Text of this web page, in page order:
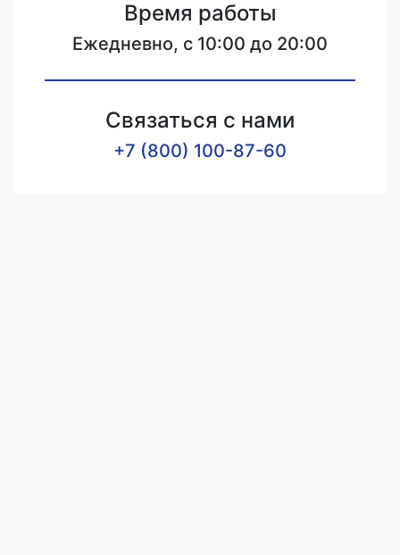
Время работы
Ежедневно, с 10:00 до 20:00
Связаться с нами
+7 (800) 100-87-60